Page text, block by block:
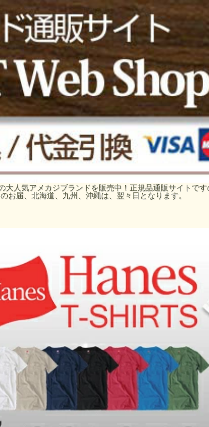
人気アメカジブランドを販売中！正規品通販サイトです
届、北海道、九州、沖縄は、翌々日となります。